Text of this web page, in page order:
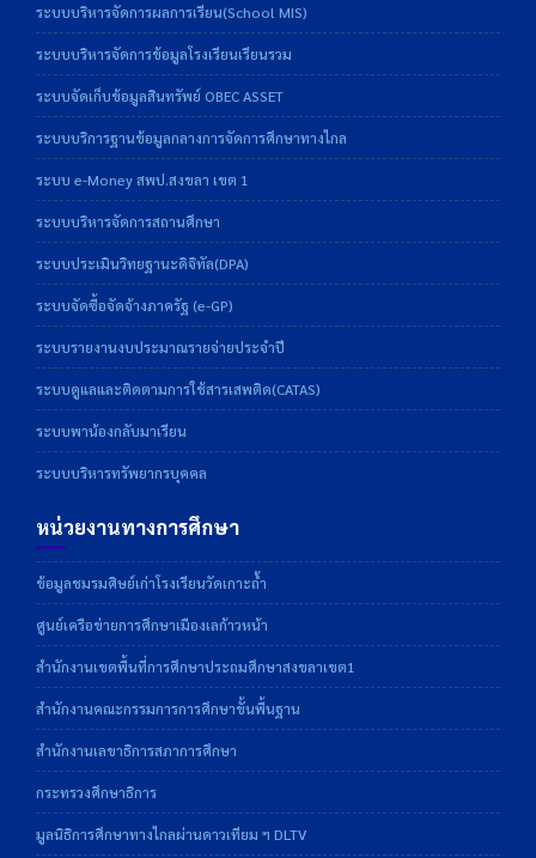
ระบบบริหารจัดการผลการเรียน(School MIS)
ระบบบริหารจัดการข้อมูลโรงเรียนเรียนรวม
ระบบจัดเก็บข้อมูลสินทรัพย์ OBEC ASSET
ระบบบริการฐานข้อมูลกลางการจัดการศึกษาทางไกล
ระบบ e-Money สพป.สงขลา เขต 1
ระบบบริหารจัดการสถานศึกษา
ระบบประเมินวิทยฐานะดิจิทัล(DPA)
ระบบจัดซื้อจัดจ้างภาครัฐ (e-GP)
ระบบรายงานงบประมาณรายจ่ายประจำปี
ระบบดูแลและติดตามการใช้สารเสพติด(CATAS)
ระบบพาน้องกลับมาเรียน
ระบบบริหารทรัพยากรบุคคล
หน่วยงานทางการศึกษา
ข้อมูลชมรมศิษย์เก่าโรงเรียนวัดเกาะถ้ำ
ศูนย์เครือข่ายการศึกษาเมืองเลก้าวหน้า
สำนักงานเขตพื้นที่การศึกษาประถมศึกษาสงขลาเขต1
สำนักงานคณะกรรมการการศึกษาขั้นพื้นฐาน
สำนักงานเลขาธิการสภาการศึกษา
กระทรวงศึกษาธิการ
มูลนิธิการศึกษาทางไกลผ่านดาวเทียม ฯ DLTV